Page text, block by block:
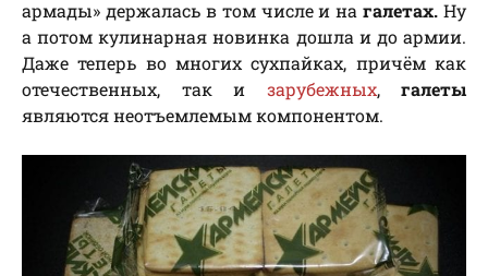
армады» держалась в том числе и нагалетах. Ну
а потом кулинарная новинка дошла и до армии.
Даже теперь во многих сухпайках, причём как
отечественных, так и зарубежных, галеты
являются неотъемлемым компонентом.